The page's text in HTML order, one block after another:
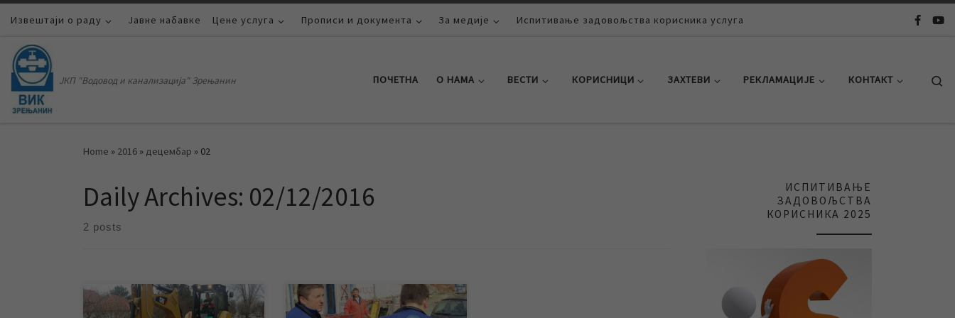
Skip to content
Извештаји о раду Јавне набавке Цене услуга Прописи и документа За медије Испитивање задовољства корисника услуга
ЈКП "Водовод и канализација" Зрењанин ПОЧЕТНА О НАМА ВЕСТИ КОРИСНИЦИ ЗАХТЕВИ РЕКЛАМАЦИЈЕ КОНТАКТ
Home » 2016 » децембар » 02
Daily Archives: 02/12/2016
2 posts
Захваљујући брзој и ефикасној
Због отклањања квара на уличној
ИСПИТИВАЊЕ
ЗАДОВОЉСТВА
КОРИСНИКА 2025